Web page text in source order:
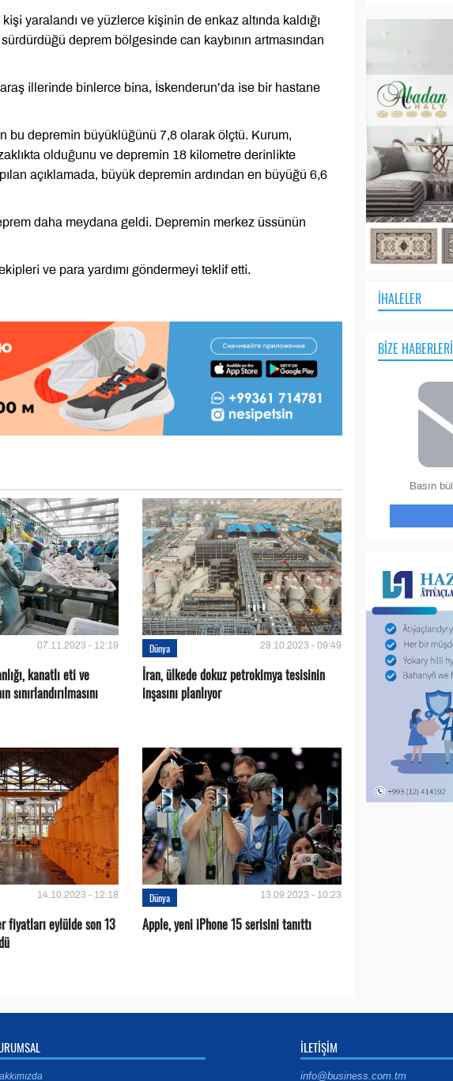
yaralandı ve yüzlerce kişinin de enkaz altında kaldığı
deprem bölgesinde can kaybının artmasından
illerinde binlerce bina, İskenderun’da ise bir hastane
bu depremin büyüklüğünü 7,8 olarak ölçtü. Kurum,
olduğunu ve depremin 18 kilometre derinlikte
açıklamada, büyük depremin ardından en büyüğü 6,6
daha meydana geldi. Depremin merkez üssünün
ve para yardımı göndermeyi teklif etti.
07.11.2023 - 12:19
kanatlı eti ve
sınırlandırılmasını
Dünya 28.10.2023 - 09:49
İran, ülkede dokuz petrokimya tesisinin
inşasını planlıyor
14.10.2023 - 12:18
fiyatları eylülde son 13
Dünya 13.09.2023 - 10:23
Apple, yeni iPhone 15 serisini tanıttı
İHALELER
BIZE
Basın
İLETİŞİM
info@business.com.tm